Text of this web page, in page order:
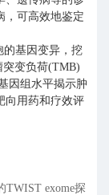
，可高效地鉴定
基因变异，挖
变负荷(TMB)
因组水平揭示肿
向用药和疗效评
exome探